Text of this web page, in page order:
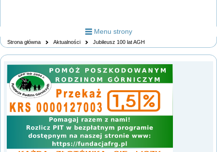
Menu strony
Strona główna Aktualności Jubileusz 100 lat AGH